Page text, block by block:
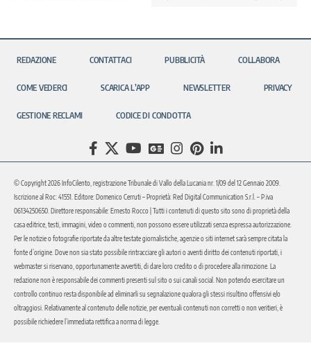
REDAZIONE CONTATTACI PUBBLICITÀ COLLABORA
COME VEDERCI SCARICA L’APP NEWSLETTER PRIVACY
GESTIONE RECLAMI CODICE DI CONDOTTA
© Copyright 2026 InfoCilento, registrazione Tribunale di Vallo della Lucania nr. 1/09 del 12 Gennaio 2009.
Iscrizione al Roc: 41551. Editore: Domenico Cerruti – Proprietà: Red Digital Communication S.r.l. – P.iva
06134250650. Direttore responsabile: Ernesto Rocco | Tutti i contenuti di questo sito sono di proprietà della
casa editrice, testi, immagini, video o commenti, non possono essere utilizzati senza espressa autorizzazione.
Per le notizie o fotografie riportate da altre testate giornalistiche, agenzie o siti internet sarà sempre citata la
fonte d’origine. Dove non sia stato possibile rintracciare gli autori o aventi diritto dei contenuti riportati, i
webmaster si riservano, opportunamente avvertiti, di dare loro credito o di procedere alla rimozione. La
redazione non è responsabile dei commenti presenti sul sito o sui canali social. Non potendo esercitare un
controllo continuo resta disponibile ad eliminarli su segnalazione qualora gli stessi risultino offensivi e/o
oltraggiosi. Relativamente al contenuto delle notizie, per eventuali contenuti non corretti o non veritieri, è
possibile richiedere l’immediata rettifica a norma di legge.